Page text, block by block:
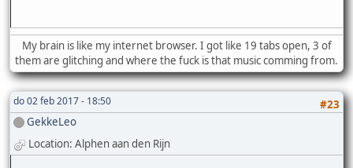
My brain is like my internet browser. I got like 19 tabs open, 3 of
them are glitching and where the fuck is that music comming from.
do 02 feb 2017 - 18:50
#23
GekkeLeo
Location: Alphen aan den Rijn